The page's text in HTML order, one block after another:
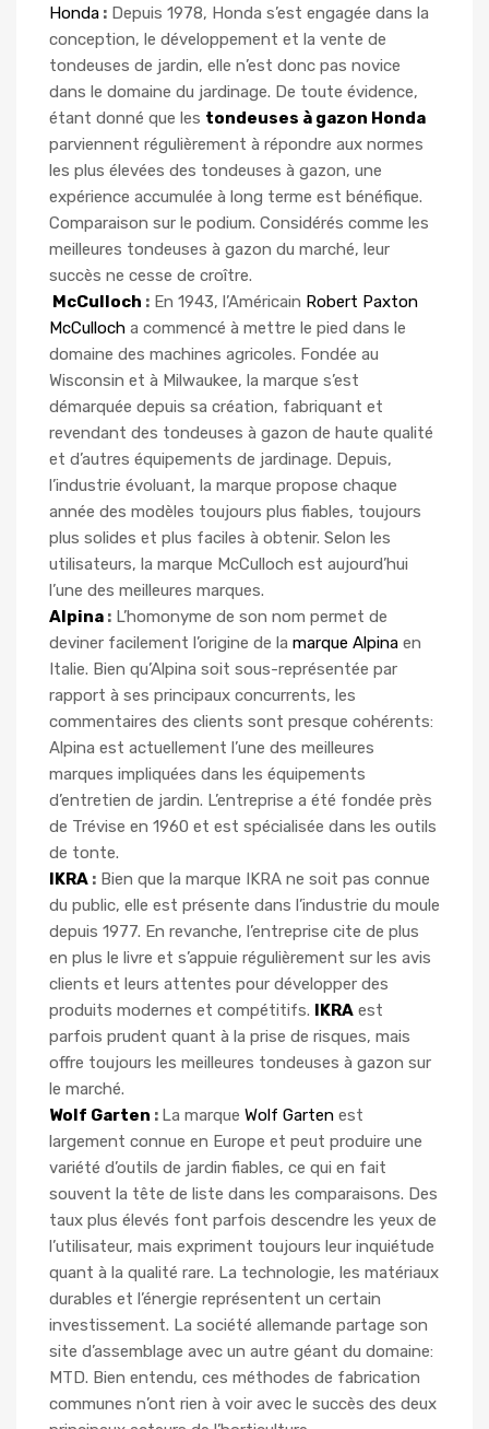
Honda : Depuis 1978, Honda s’est engagée dans la
conception, le développement et la vente de
tondeuses de jardin, elle n’est donc pas novice
dans le domaine du jardinage. De toute évidence,
étant donné que les tondeuses à gazon Honda
parviennent régulièrement à répondre aux normes
les plus élevées des tondeuses à gazon, une
expérience accumulée à long terme est bénéfique.
Comparaison sur le podium. Considérés comme les
meilleures tondeuses à gazon du marché, leur
succès ne cesse de croître.
McCulloch : En 1943, l’Américain Robert Paxton
McCulloch a commencé à mettre le pied dans le
domaine des machines agricoles. Fondée au
Wisconsin et à Milwaukee, la marque s’est
démarquée depuis sa création, fabriquant et
revendant des tondeuses à gazon de haute qualité
et d’autres équipements de jardinage. Depuis,
l’industrie évoluant, la marque propose chaque
année des modèles toujours plus fiables, toujours
plus solides et plus faciles à obtenir. Selon les
utilisateurs, la marque McCulloch est aujourd’hui
l’une des meilleures marques.
Alpina : L’homonyme de son nom permet de
deviner facilement l’origine de la marque Alpina en
Italie. Bien qu’Alpina soit sous-représentée par
rapport à ses principaux concurrents, les
commentaires des clients sont presque cohérents:
Alpina est actuellement l’une des meilleures
marques impliquées dans les équipements
d’entretien de jardin. L’entreprise a été fondée près
de Trévise en 1960 et est spécialisée dans les outils
de tonte.
IKRA : Bien que la marque IKRA ne soit pas connue
du public, elle est présente dans l’industrie du moule
depuis 1977. En revanche, l’entreprise cite de plus
en plus le livre et s’appuie régulièrement sur les avis
clients et leurs attentes pour développer des
produits modernes et compétitifs. IKRA est
parfois prudent quant à la prise de risques, mais
offre toujours les meilleures tondeuses à gazon sur
le marché.
Wolf Garten : La marque Wolf Garten est
largement connue en Europe et peut produire une
variété d’outils de jardin fiables, ce qui en fait
souvent la tête de liste dans les comparaisons. Des
taux plus élevés font parfois descendre les yeux de
l’utilisateur, mais expriment toujours leur inquiétude
quant à la qualité rare. La technologie, les matériaux
durables et l’énergie représentent un certain
investissement. La société allemande partage son
site d’assemblage avec un autre géant du domaine:
MTD. Bien entendu, ces méthodes de fabrication
communes n’ont rien à voir avec le succès des deux